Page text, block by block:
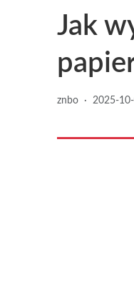
Jak
znbo · 2025-